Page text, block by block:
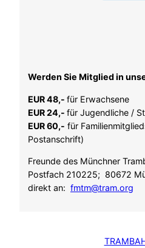
Werden Sie Mitglied in
EUR 48,- für Erwachsene
EUR 24,- für Jugendliche /
EUR 60,- für
Postanschrift)
Freunde des Münchner
Postfach 210225; 80672
direkt an: fmtm@tram.org